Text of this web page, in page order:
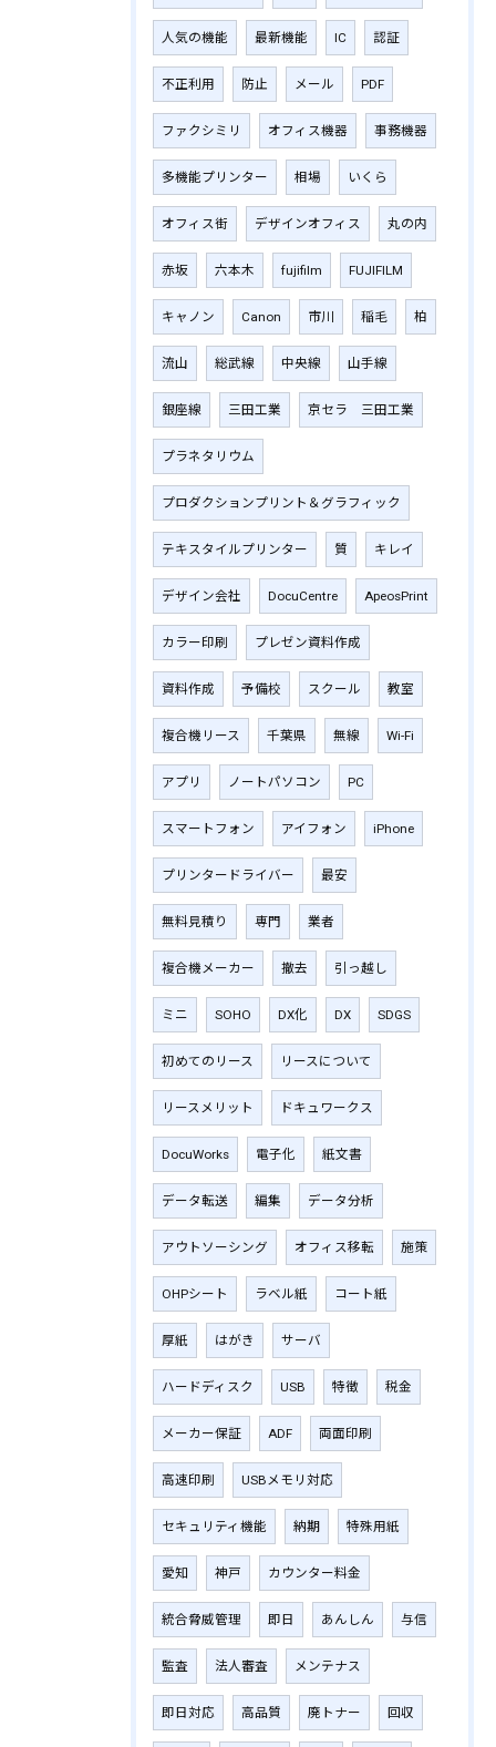
人気の機能 最新機能 IC 認証
不正利用 防止 メール PDF
ファクシミリ オフィス機器 事務機器
多機能プリンター 相場 いくら
オフィス街 デザインオフィス 丸の内
赤坂 六本木 fujifilm ‎FUJIFILM
キャノン Canon 市川 稲毛 柏
流山 総武線 中央線 山手線
銀座線 三田工業 京セラ 三田工業
プラネタリウム
プロダクションプリント＆グラフィック
テキスタイルプリンター 質 キレイ
デザイン会社 DocuCentre ApeosPrint
カラー印刷 プレゼン資料作成
資料作成 予備校 スクール 教室
複合機リース 千葉県 無線 Wi-Fi
アプリ ノートパソコン PC
スマートフォン アイフォン iPhone
プリンタードライバー 最安
無料見積り 専門 業者
複合機メーカー 撤去 引っ越し
ミニ SOHO DX化 DX SDGS
初めてのリース リースについて
リースメリット ドキュワークス
DocuWorks 電子化 紙文書
データ転送 編集 データ分析
アウトソーシング オフィス移転 施策
OHPシート ラベル紙 コート紙
厚紙 はがき サーバ
ハードディスク USB 特徴 税金
メーカー保証 ADF 両面印刷
高速印刷 USBメモリ対応
セキュリティ機能 納期 特殊用紙
愛知 神戸 カウンター料金
統合脅威管理 即日 あんしん 与信
監査 法人審査 メンテナス
即日対応 高品質 廃トナー 回収